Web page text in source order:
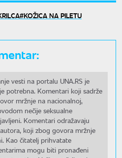
KOŽICA NA PILETU
vesti na portalu UNA.RS je
potrebna. Komentari koji sadrže
mržnje na nacionalnoj,
nečije seksualne
Komentari odražavaju
koji zbog govora mržnje
Kao čitatelj prihvatate
mogu biti pronađeni